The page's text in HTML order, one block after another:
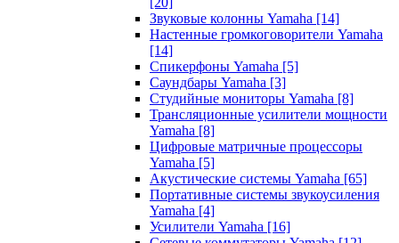
Звуковые колонны Yamaha [14]
Настенные громкоговорители Yamaha
[14]
Спикерфоны Yamaha [5]
Саундбары Yamaha [3]
Студийные мониторы Yamaha [8]
Трансляционные усилители мощности
Yamaha [8]
Цифровые матричные процессоры
Yamaha [5]
Акустические системы Yamaha [65]
Портативные системы звукоусиления
Yamaha [4]
Усилители Yamaha [16]